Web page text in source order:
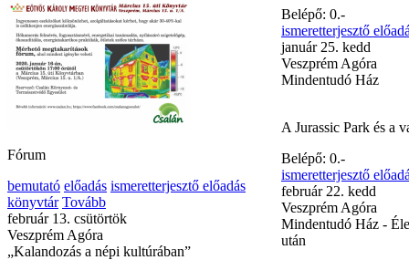
Fórum
bemutató előadás ismeretterjesztő előadás
könyvtár Tovább
február 13. csütörtök
Veszprém Agóra
„Kalandozás a népi kultúrában”
története
Előadó: Ivanics
amatőrcsillagász, a
Belépő: 0.-
január 25. kedd
Veszprém Agóra
Mindentudó Ház
A Jurassic Park és a